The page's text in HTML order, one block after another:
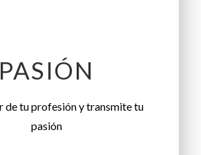
PASIÓN
de tu profesión y transmite tu
pasión